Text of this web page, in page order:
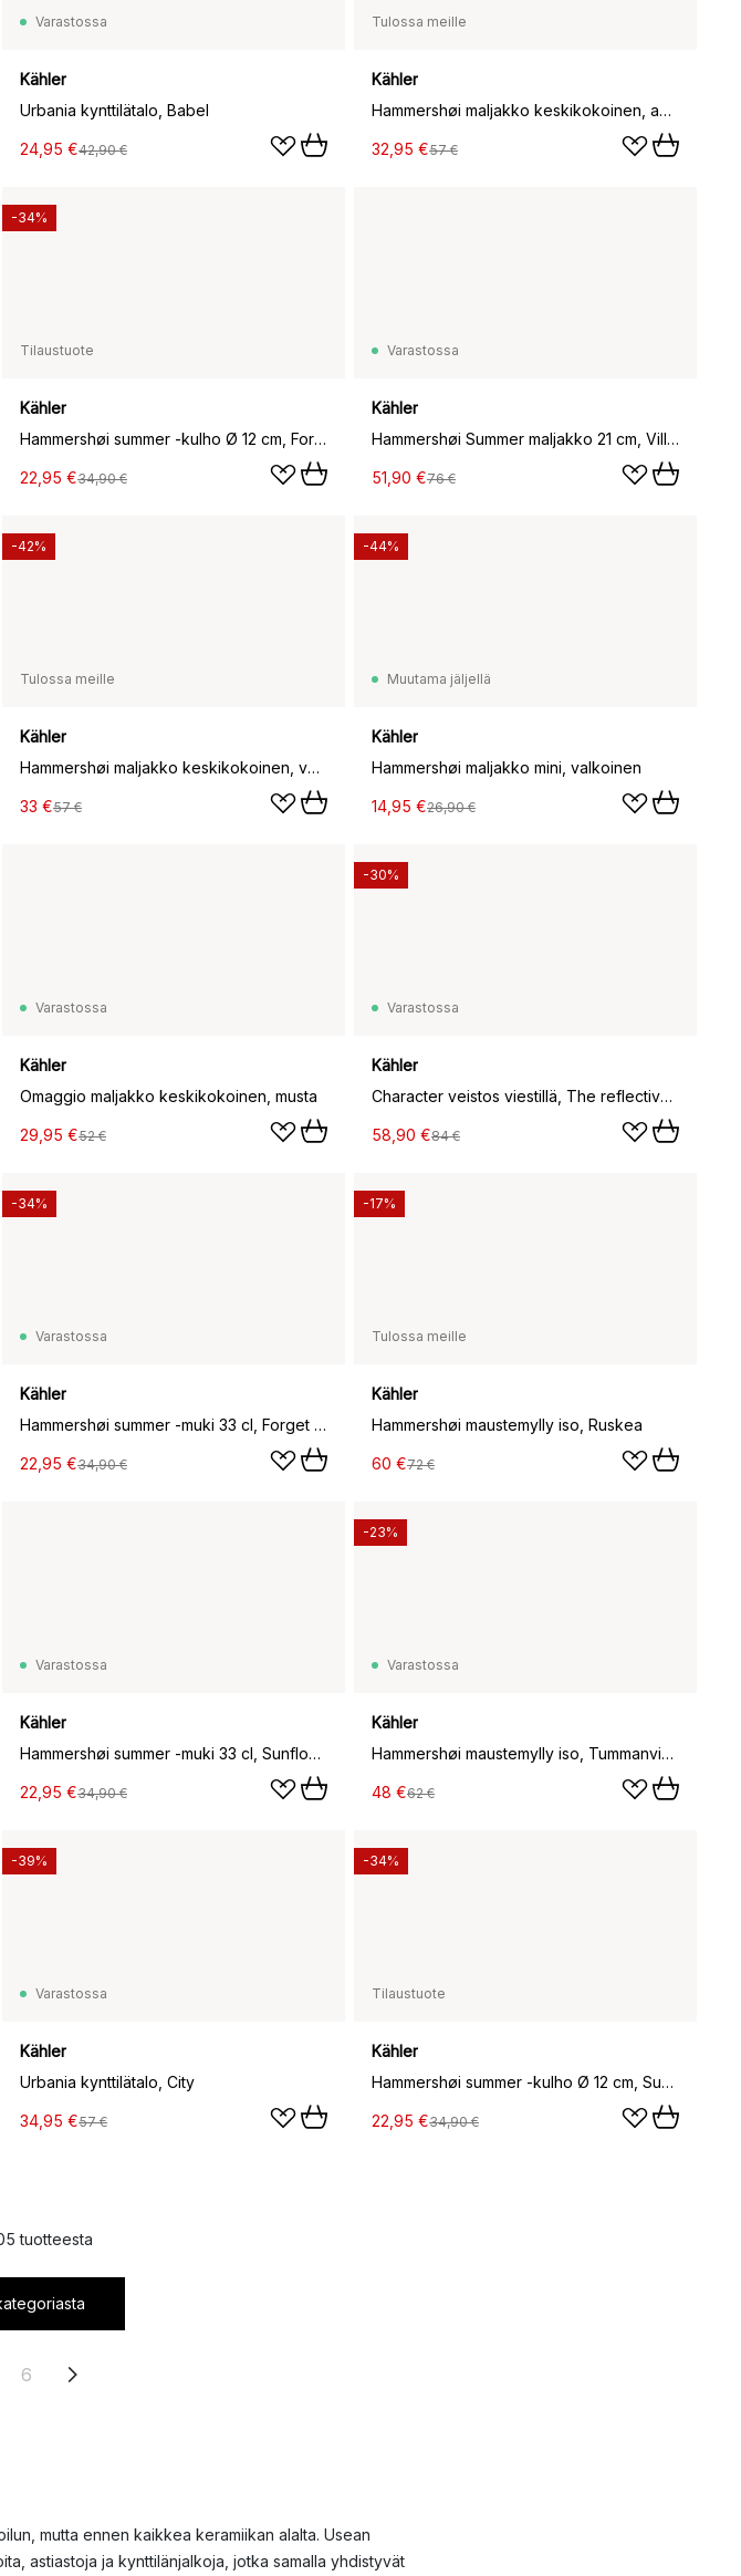
Varastossa
Kähler
Urbania kynttilätalo, Babel
24,95 €42,90 €
Tulossa meille
Kähler
Hammershøi maljakko keskikokoinen, antrasiitinharmaa
32,95 €57 €
Tilaustuote
Kähler
Hammershøi summer -kulho Ø 12 cm, Forget me not
22,95 €34,90 €
-34%
Varastossa
Kähler
Hammershøi Summer maljakko 21 cm, Villit kukat
51,90 €76 €
Tulossa meille
Kähler
Hammershøi maljakko keskikokoinen, valkoinen
33 €57 €
-42%
Muutama jäljellä
Kähler
Hammershøi maljakko mini, valkoinen
14,95 €26,90 €
-44%
Varastossa
Kähler
Omaggio maljakko keskikokoinen, musta
29,95 €52 €
Varastossa
Kähler
Character veistos viestillä, The reflective one
58,90 €84 €
-30%
Varastossa
Kähler
Hammershøi summer -muki 33 cl, Forget me not
22,95 €34,90 €
-34%
Tulossa meille
Kähler
Hammershøi maustemylly iso, Ruskea
60 €72 €
-17%
Varastossa
Kähler
Hammershøi summer -muki 33 cl, Sunflower
22,95 €34,90 €
Varastossa
Kähler
Hammershøi maustemylly iso, Tummanvihreä
48 €62 €
-23%
Varastossa
Kähler
Urbania kynttilätalo, City
34,95 €57 €
-39%
Tilaustuote
Kähler
Hammershøi summer -kulho Ø 12 cm, Sunflower
22,95 €34,90 €
-34%
tuotteesta
6
mutta ennen kaikkea keramiikan alalta. Usean
astiastoja ja kynttilänjalkoja, jotka samalla yhdistyvät